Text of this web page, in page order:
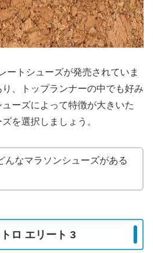
ートシューズが発売されていま
、トップランナーの中でも好み
ーズによって特徴が大きいた
を選択しましょう。
んなマラソンシューズがある
ロ エリート 3